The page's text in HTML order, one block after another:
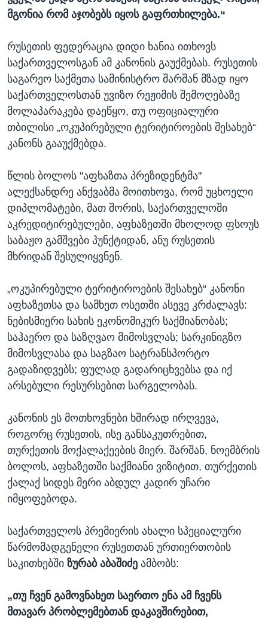
მგონია რომ აჯობებს იყოს გაფრთხილება.“
რუსეთის ფედერაცია დიდი ხანია ითხოვს
საქართველოსგან ამ კანონის გაუქმებას. რუსეთის
საგარეო საქმეთა სამინისტრო შარშან მზად იყო
საქართველოსთან უვიზო რეჟიმის შემოღებაზე
მოლაპარაკება დაეწყო, თუ ოფიციალური
თბილისი „ოკუპირებული ტერიტიროების შესახებ“
კანონს გააუქმებდა.
წლის ბოლოს "აფხაზთა პრეზიდენტმა"
ალექსანდრე ანქვაბმა მოითხოვა, რომ უცხოელი
დიპლომატები, მათ შორის, საქართველოში
აკრედიტირებულები, აფხაზეთში მხოლოდ ფსოუს
საბაჟო გამშვები პუნქტიდან, ანუ რუსეთის
მხრიდან შესულიყვნენ.
„ოკუპირებული ტერიტიროების შესახებ“ კანონი
აფხაზეთსა და სამხეთ ოსეთში ასევე კრძალავს:
ნებისმიერი სახის ეკონომიკურ საქმიანობას;
საჰაერო და საზღვაო მიმოსვლას; სარკინიგზო
მიმოსვლასა და საგზაო სატრანსპორტო
გადაზიდვებს; ფულად გადარიცხვებსა და იქ
არსებული რესურსებით სარგელობას.
კანონის ეს მოთხოვნები ხშირად ირღვევა,
როგორც რუსეთის, ისე განსაკუთრებით,
თურქეთის მოქალაქეების მიერ. შარშან, ნოემბრის
ბოლოს, აფხაზეთში საქმიანი ვიზიტით, თურქეთის
ქალაქ სიდეს მერი აბდულ კადირ უჩარი
იმყოფებოდა.
საქართველოს პრემიერის ახალი სპეციალური
წარმომადგენელი რუსეთთან ურთიერთობის
საკითხებში ზურაბ აბაშიძე ამბობს:
„თუ ჩვენ გამოვნახეთ საერთო ენა ამ ჩვენს
მთავარ პრობლემებთან დაკავშირებით,